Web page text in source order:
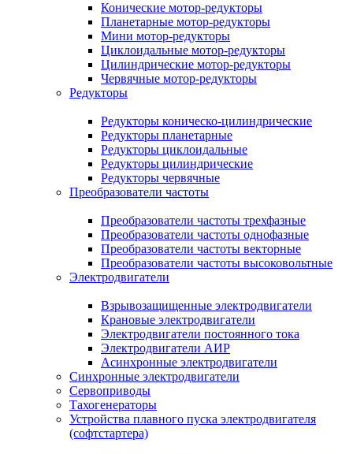
Конические мотор-редукторы
Планетарные мотор-редукторы
Мини мотор-редукторы
Циклоидальные мотор-редукторы
Цилиндрические мотор-редукторы
Червячные мотор-редукторы
Редукторы
Редукторы коническо-цилиндрические
Редукторы планетарные
Редукторы циклоидальные
Редукторы цилиндрические
Редукторы червячные
Преобразователи частоты
Преобразователи частоты трехфазные
Преобразователи частоты однофазные
Преобразователи частоты векторные
Преобразователи частоты высоковольтные
Электродвигатели
Взрывозащищенные электродвигатели
Крановые электродвигатели
Электродвигатели постоянного тока
Электродвигатели АИР
Асинхронные электродвигатели
Синхронные электродвигатели
Сервоприводы
Тахогенераторы
Устройства плавного пуска электродвигателя
(софтстартера)